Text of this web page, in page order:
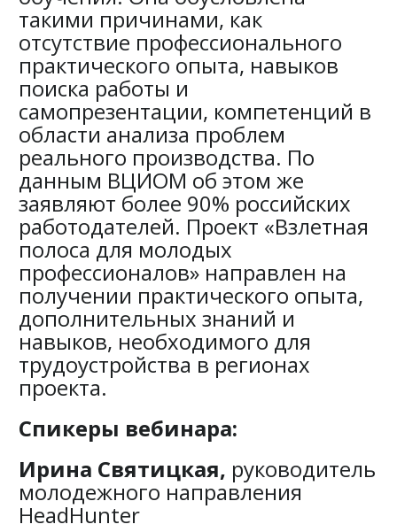
такими причинами, как
отсутствие профессионального
практического опыта, навыков
поиска работы и
самопрезентации, компетенций в
области анализа проблем
реального производства. По
данным ВЦИОМ об этом же
заявляют более 90% российских
работодателей. Проект «Взлетная
полоса для молодых
профессионалов» направлен на
получении практического опыта,
дополнительных знаний и
навыков, необходимого для
трудоустройства в регионах
проекта.
Спикеры вебинара:
Ирина Святицкая, руководитель
молодежного направления
HeadHunter